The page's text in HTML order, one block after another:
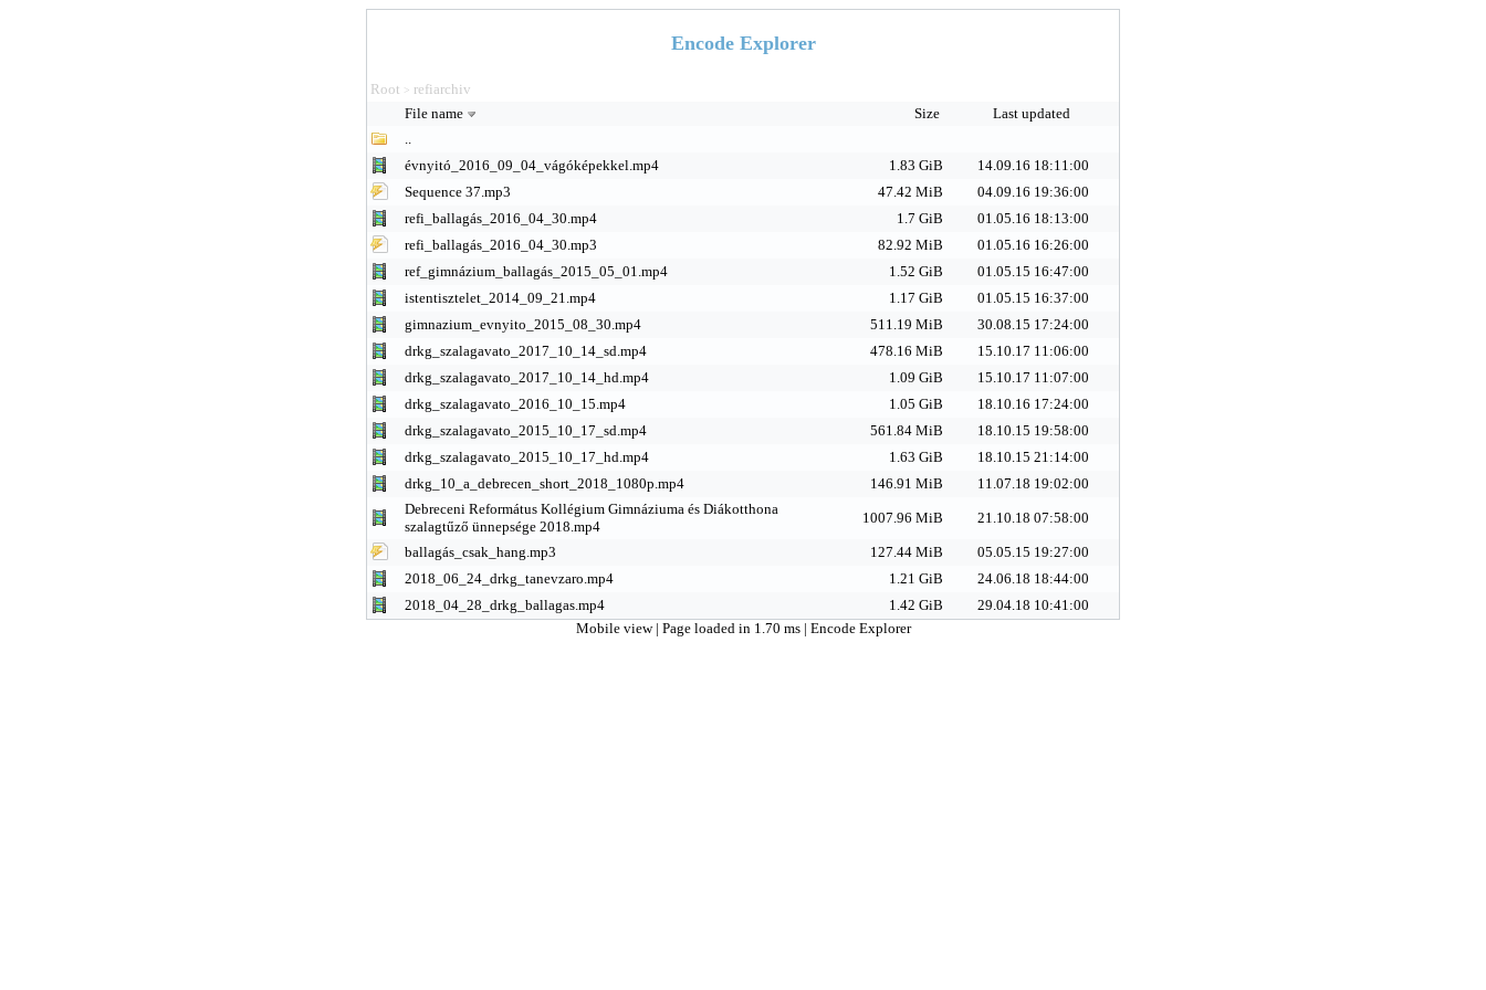
Encode Explorer
Root > refiarchiv
File name
Size
Last updated
..
évnyitó_2016_09_04_vágóképekkel.mp4
1.83 GiB
14.09.16 18:11:00
Sequence 37.mp3
47.42 MiB
04.09.16 19:36:00
refi_ballagás_2016_04_30.mp4
1.7 GiB
01.05.16 18:13:00
refi_ballagás_2016_04_30.mp3
82.92 MiB
01.05.16 16:26:00
ref_gimnázium_ballagás_2015_05_01.mp4
1.52 GiB
01.05.15 16:47:00
istentisztelet_2014_09_21.mp4
1.17 GiB
01.05.15 16:37:00
gimnazium_evnyito_2015_08_30.mp4
511.19 MiB
30.08.15 17:24:00
drkg_szalagavato_2017_10_14_sd.mp4
478.16 MiB
15.10.17 11:06:00
drkg_szalagavato_2017_10_14_hd.mp4
1.09 GiB
15.10.17 11:07:00
drkg_szalagavato_2016_10_15.mp4
1.05 GiB
18.10.16 17:24:00
drkg_szalagavato_2015_10_17_sd.mp4
561.84 MiB
18.10.15 19:58:00
drkg_szalagavato_2015_10_17_hd.mp4
1.63 GiB
18.10.15 21:14:00
drkg_10_a_debrecen_short_2018_1080p.mp4
146.91 MiB
11.07.18 19:02:00
Debreceni Református Kollégium Gimnáziuma és Diákotthona
szalagtűző ünnepsége 2018.mp4
1007.96 MiB 21.10.18 07:58:00
ballagás_csak_hang.mp3 127.44 MiB
05.05.15 19:27:00
2018_06_24_drkg_tanevzaro.mp4
1.21 GiB
24.06.18 18:44:00
2018_04_28_drkg_ballagas.mp4
1.42 GiB
29.04.18 10:41:00
Mobile view | Page loaded in 1.70 ms | Encode Explorer